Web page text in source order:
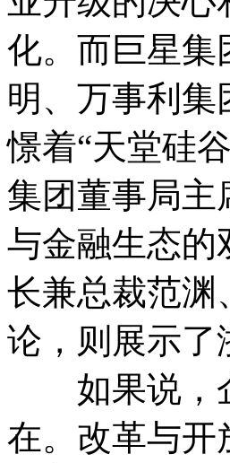
化。而巨星集
明、万事利集
憬着“天堂硅
集团董事局主
与金融生态的
长兼总裁范渊
论，则展示
如果说，企
在。改革与开